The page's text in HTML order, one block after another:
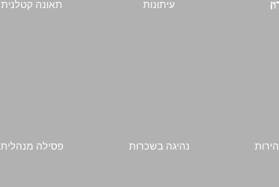
עיתונות תאונה קטלנית
נהיגה בשכרות פסילה מנהלית